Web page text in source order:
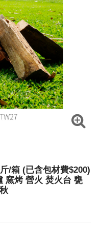
/箱 (已含包材費$200)
窯烤 營火 焚火台 甕